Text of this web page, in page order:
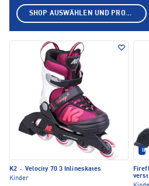
K2 · Velocity 70 3 Inlineskates
Kinder
SHOP AUSWÄHLEN UND PRODUKTE ANZEIGEN